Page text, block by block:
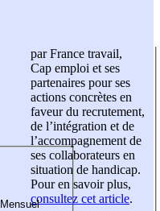
par France travail,
Cap emploi et ses
partenaires pour ses
actions concrètes en
faveur du recrutement,
de l’intégration et de
l’accompagnement de
ses collaborateurs en
situation de handicap.
Pour en savoir plus,
consultez cet article.